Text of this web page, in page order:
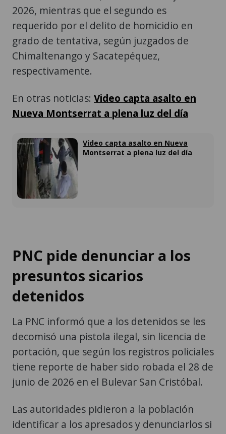
2026, mientras que el segundo es
requerido por el delito de homicidio en
grado de tentativa, según juzgados de
Chimaltenango y Sacatepéquez,
respectivamente.
En otras noticias: Video capta asalto en
Nueva Montserrat a plena luz del día
Video capta asalto en Nueva
Montserrat a plena luz del día
PNC pide denunciar a los
presuntos sicarios
detenidos
La PNC informó que a los detenidos se les
decomisó una pistola ilegal, sin licencia de
portación, que según los registros policiales
tiene reporte de haber sido robada el 28 de
junio de 2026 en el Bulevar San Cristóbal.
Las autoridades pidieron a la población
identificar a los apresados y denunciarlos si